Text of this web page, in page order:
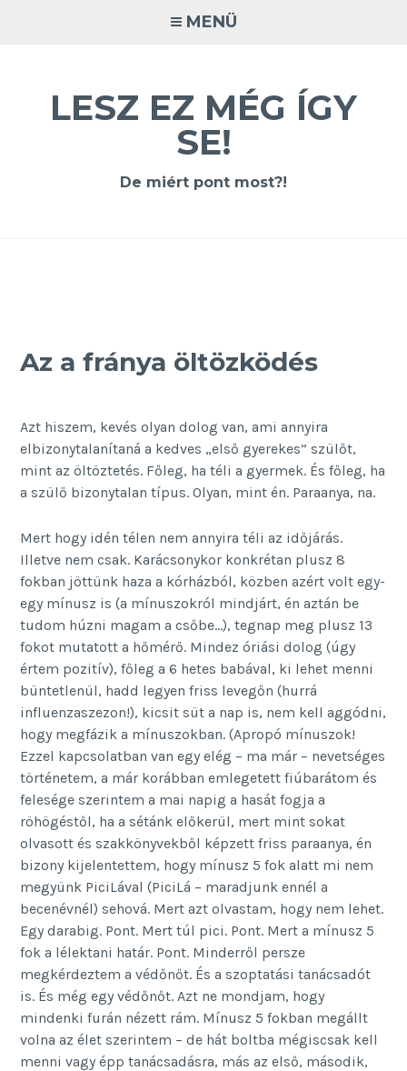
MENÜ
LESZ EZ MÉG ÍGY
SE!
De miért pont most?!
Az a fránya öltözködés
Azt hiszem, kevés olyan dolog van, ami annyira
elbizonytalanítaná a kedves „első gyerekes” szülőt,
mint az öltöztetés. Főleg, ha téli a gyermek. És főleg, ha
a szülő bizonytalan típus. Olyan, mint én. Paraanya, na.
Mert hogy idén télen nem annyira téli az időjárás.
Illetve nem csak. Karácsonykor konkrétan plusz 8
fokban jöttünk haza a kórházból, közben azért volt egy-
egy mínusz is (a mínuszokról mindjárt, én aztán be
tudom húzni magam a csőbe…), tegnap meg plusz 13
fokot mutatott a hőmérő. Mindez óriási dolog (úgy
értem pozitív), főleg a 6 hetes babával, ki lehet menni
büntetlenül, hadd legyen friss levegőn (hurrá
influenzaszezon!), kicsit süt a nap is, nem kell aggódni,
hogy megfázik a mínuszokban. (Apropó mínuszok!
Ezzel kapcsolatban van egy elég – ma már – nevetséges
történetem, a már korábban emlegetett fiúbarátom és
felesége szerintem a mai napig a hasát fogja a
röhögéstől, ha a sétánk előkerül, mert mint sokat
olvasott és szakkönyvekből képzett friss paraanya, én
bizony kijelentettem, hogy mínusz 5 fok alatt mi nem
megyünk PiciLával (PiciLá – maradjunk ennél a
becenévnél) sehová. Mert azt olvastam, hogy nem lehet.
Egy darabig. Pont. Mert túl pici. Pont. Mert a mínusz 5
fok a lélektani határ. Pont. Minderről persze
megkérdeztem a védőnőt. És a szoptatási tanácsadót
is. És még egy védőnőt. Azt ne mondjam, hogy
mindenki furán nézett rám. Mínusz 5 fokban megállt
volna az élet szerintem – de hát boltba mégiscsak kell
menni vagy épp tanácsadásra, más az első, második,